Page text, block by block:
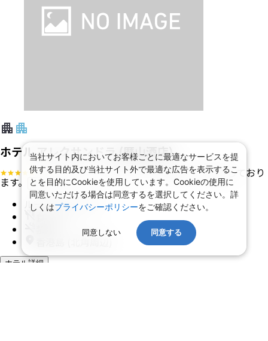
ホテル アレクサンドラ (歴山酒店)
・ホテルグレードはアンケート等により決定しており
ます。 ?
ルーム (Diamond)
食事 なし
香港島 (北角周辺)
ホテル詳細
当社サイト内においてお客様ごとに最適なサービスを提
供する目的及び当社サイト外で最適な広告を表示するこ
とを目的にCookieを使用しています。Cookieの使用に
同意いただける場合は同意するを選択してください。詳
しくはプライバシーポリシーをご確認ください。
同意しない 同意する